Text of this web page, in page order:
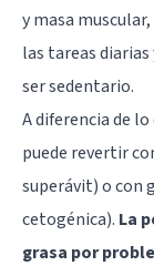
y masa
las tareas
ser sedentario.
A diferencia de lo
puede revertir
superávit) o con
cetogénica). La
grasa por